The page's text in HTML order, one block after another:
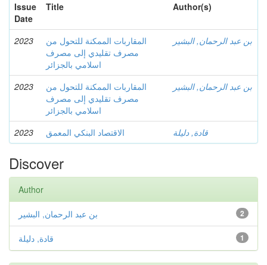
Issue
Date
Title Author(s)
2023
المقاربات الممكنة للتحول من
مصرف تقليدي إلى مصرف
اسلامي بالجزائر
بن عبد الرحمان, البشير
2023
المقاربات الممكنة للتحول من
مصرف تقليدي إلى مصرف
اسلامي بالجزائر
بن عبد الرحمان, البشير
2023 الاقتصاد البنكي المعمق قادة, دليلة
Discover
Author
2 بن عبد الرحمان, البشير
1 قادة, دليلة